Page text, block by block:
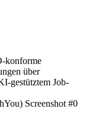
konforme
über
gestütztem Job-